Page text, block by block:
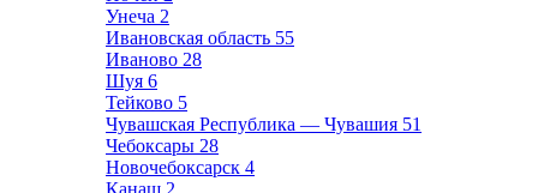
Унеча 2
Ивановская область 55
Иваново 28
Шуя 6
Тейково 5
Чувашская Республика — Чувашия 51
Чебоксары 28
Новочебоксарск 4
Канаш 2